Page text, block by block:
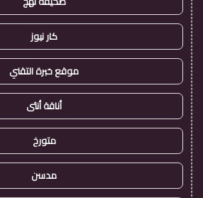
كار نيوز
موقع خبرة التقني
أناقة أنثى
متورخ
مدسن